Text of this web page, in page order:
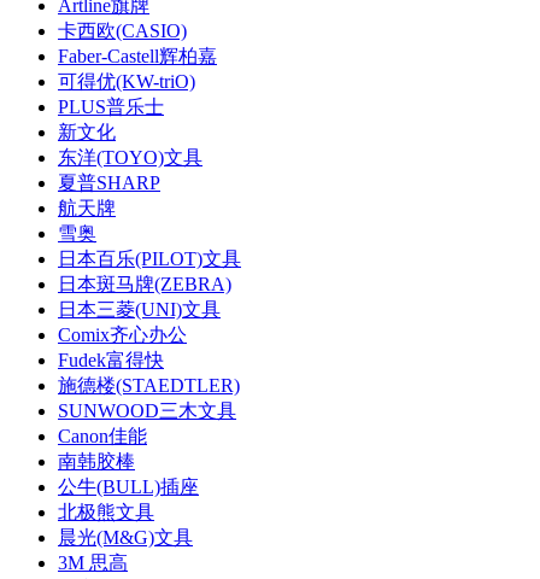
Artline旗牌
卡西欧(CASIO)
Faber-Castell辉柏嘉
可得优(KW-triO)
PLUS普乐士
新文化
东洋(TOYO)文具
夏普SHARP
航天牌
雪奥
日本百乐(PILOT)文具
日本斑马牌(ZEBRA)
日本三菱(UNI)文具
Comix齐心办公
Fudek富得快
施德楼(STAEDTLER)
SUNWOOD三木文具
Canon佳能
南韩胶棒
公牛(BULL)插座
北极熊文具
晨光(M&G)文具
3M 思高